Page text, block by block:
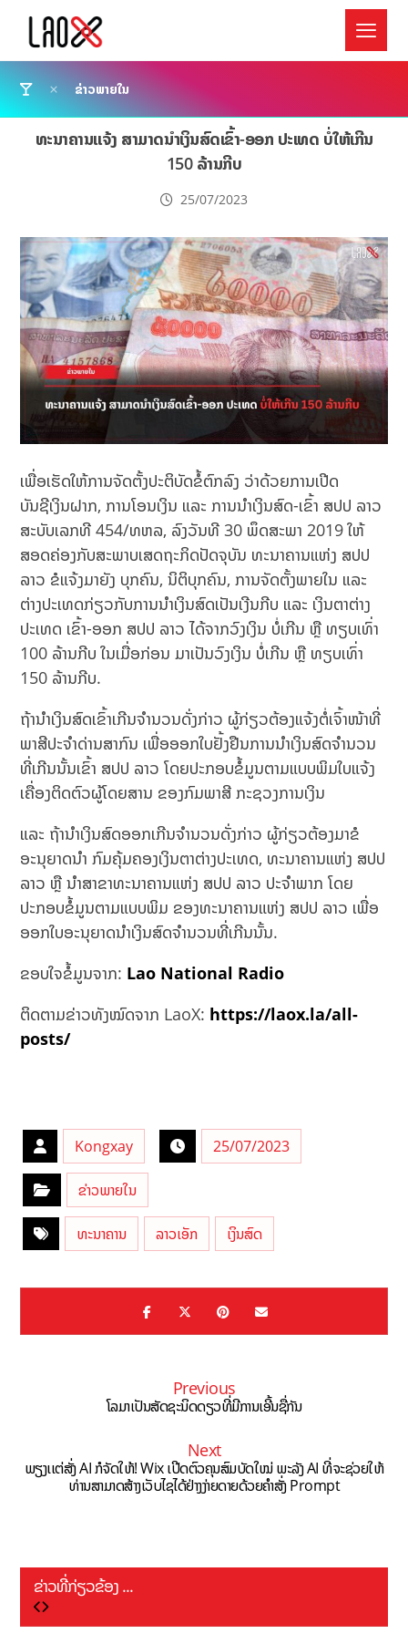
ຂ່າວພາຍໃນ
ທະນາຄານແຈ້ງ ສາມາດນຳເງິນສົດເຂົ້າ-ອອກ ປະເທດ ບໍ່ໃຫ້ເກີນ
150 ລ້ານກີບ
25/07/2023
ເພື່ອເຮັດໃຫ້ການຈັດຕັ້ງປະຕິບັດຂໍ້ຕົກລົງ ວ່າດ້ວຍການເປີດ
ບັນຊີເງິນຝາກ, ການໂອນເງິນ ແລະ ການນໍາເງິນສົດ-ເຂົ້າ ສປປ ລາວ
ສະບັບເລກທີ 454/ທຫລ, ລົງວັນທີ 30 ພຶດສະພາ 2019 ໃຫ້
ສອດຄ່ອງກັບສະພາບເສດຖະກິດປັດຈຸບັນ ທະນາຄານແຫ່ງ ສປປ
ລາວ ຂໍແຈ້ງມາຍັງ ບຸກຄົນ, ນິຕິບຸກຄົນ, ການຈັດຕັ້ງພາຍໃນ ແລະ
ຕ່າງປະເທດກ່ຽວກັບການນຳເງິນສົດເປັນເງີນກີບ ແລະ ເງິນຕາຕ່າງ
ປະເທດ ເຂົ້າ-ອອກ ສປປ ລາວ ໄດ້ຈາກວົງເງິນ ບໍ່ເກີນ ຫຼື ທຽບເທົ່າ
100 ລ້ານກີບ ໃນເມື່ອກ່ອນ ມາເປັນວົງເງິນ ບໍ່ເກີນ ຫຼື ທຽບເທົ່າ
150 ລ້ານກີບ.
ຖ້ານຳເງິນສົດເຂົ້າເກີນຈຳນວນດັ່ງກ່າວ ຜູ້ກ່ຽວຕ້ອງແຈ້ງຕໍ່ເຈົ້າໜ້າທີ່
ພາສີປະຈຳດ່ານສາກົນ ເພື່ອອອກໃບຢັ້ງຢືນການນຳເງິນສົດຈຳນວນ
ທີ່ເກີນນັ້ນເຂົ້າ ສປປ ລາວ ໂດຍປະກອບຂໍ້ມູນຕາມແບບພິມໃບແຈ້ງ
ເຄື່ອງຕິດຕົວຜູ້ໂດຍສານ ຂອງກົມພາສີ ກະຊວງການເງິນ
ແລະ ຖ້ານໍາເງິນສົດອອກເກີນຈໍານວນດັ່ງກ່າວ ຜູ້ກ່ຽວຕ້ອງມາຂໍ
ອະນຸຍາດນຳ ກົມຄຸ້ມຄອງເງິນຕາຕ່າງປະເທດ, ທະນາຄານແຫ່ງ ສປປ
ລາວ ຫຼື ນຳສາຂາທະນາຄານແຫ່ງ ສປປ ລາວ ປະຈໍາພາກ ໂດຍ
ປະກອບຂໍ້ມູນຕາມແບບພິມ ຂອງທະນາຄານແຫ່ງ ສປປ ລາວ ເພື່ອ
ອອກໃບອະນຸຍາດນໍາເງິນສົດຈໍານວນທີ່ເກີນນັ້ນ.
ຂອບໃຈຂໍ້ມູນຈາກ: Lao National Radio
ຕິດຕາມຂ່າວທັງໝົດຈາກ LaoX: https://laox.la/all-
posts/
Kongxay 25/07/2023
ຂ່າວພາຍໃນ
ທະນາຄານ ລາວເອັກ ເງິນສົດ
Previous
ໂລມາເປັນສັດຊະນິດດຽວທີ່ມີການເອີ້ນຊື່ກັນ
Next
ພຽງເເຕ່ສັ່ງ AI ກໍຈັດໃຫ້! Wix ເປີດຕົວຄຸນສົມບັດໃໝ່ ພະລັງ AI ທີ່ຈະຊ່ວຍໃຫ້
ທ່ານສາມາດສ້າງເວັບໄຊໄດ້ຢ່າງງ່າຍດາຍດ້ວຍຄໍາສັ່ງ Prompt
ຂ່າວທີ່ກ່ຽວຂ້ອງ ...